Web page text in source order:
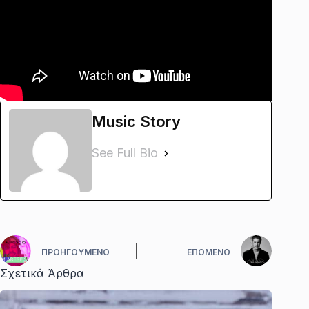
Music Story
See Full Bio
ΠΡΟΗΓΟΎΜΕΝΟ ΕΠΌΜΕΝΟ
Σχετικά Άρθρα